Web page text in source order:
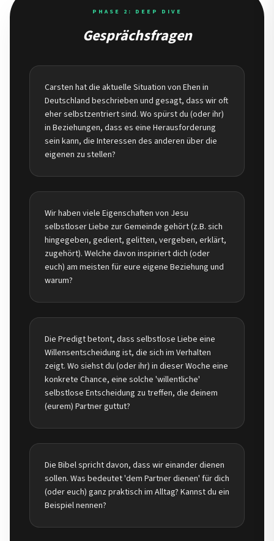
PHASE 2: DEEP DIVE
Gesprächsfragen
Carsten hat die aktuelle Situation von Ehen in
Deutschland beschrieben und gesagt, dass wir oft
eher selbstzentriert sind. Wo spürst du (oder ihr)
in Beziehungen, dass es eine Herausforderung
sein kann, die Interessen des anderen über die
eigenen zu stellen?
Wir haben viele Eigenschaften von Jesu
selbstloser Liebe zur Gemeinde gehört (z.B. sich
hingegeben, gedient, gelitten, vergeben, erklärt,
zugehört). Welche davon inspiriert dich (oder
euch) am meisten für eure eigene Beziehung und
warum?
Die Predigt betont, dass selbstlose Liebe eine
Willensentscheidung ist, die sich im Verhalten
zeigt. Wo siehst du (oder ihr) in dieser Woche eine
konkrete Chance, eine solche 'willentliche'
selbstlose Entscheidung zu treffen, die deinem
(eurem) Partner guttut?
Die Bibel spricht davon, dass wir einander dienen
sollen. Was bedeutet 'dem Partner dienen' für dich
(oder euch) ganz praktisch im Alltag? Kannst du ein
Beispiel nennen?